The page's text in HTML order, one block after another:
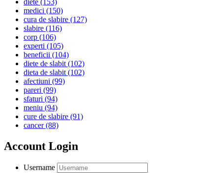
diete (153)
medici (150)
cura de slabire (127)
slabire (116)
corp (106)
experti (105)
beneficii (104)
diete de slabit(102)
dieta de slabit(102)
afectiuni (99)
pareri (99)
sfaturi (94)
meniu (94)
cure de slabire (91)
cancer(88)
Account Login
Username